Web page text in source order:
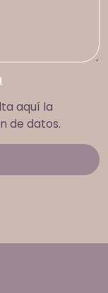
aquí la
de datos.